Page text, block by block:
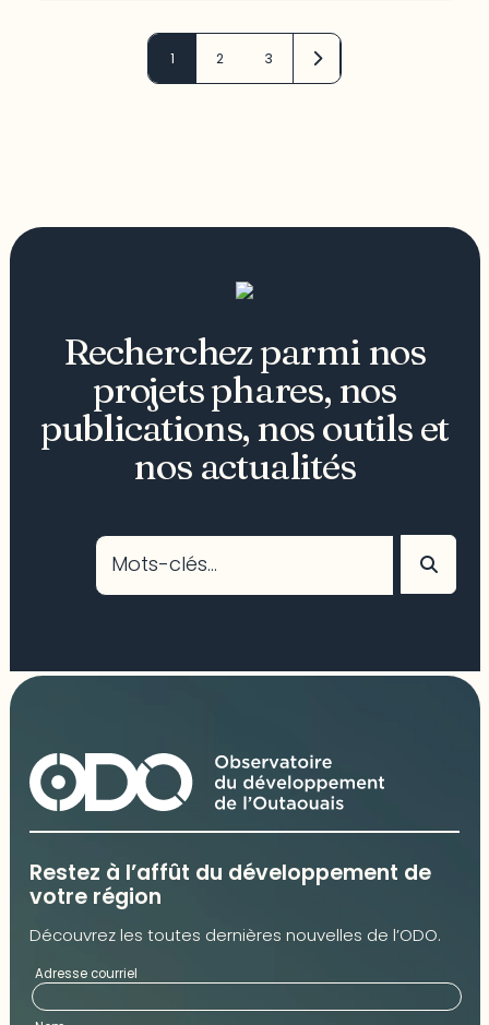
1 2 3
Recherchez parmi nos
projets phares, nos
publications, nos outils et
nos actualités
Restez à l’affût du développement de
votre région
Découvrez les toutes dernières nouvelles de l’ODO.
Adresse courriel